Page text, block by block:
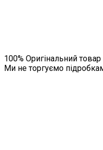
100% Оригінальний товар
Ми не торгуємо